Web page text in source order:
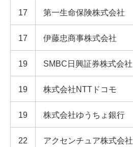
17 第一生命保険株式会社
17 伊藤忠商事株式会社
19 SMBC日興証券株式会社
19 株式会社NTTドコモ
19 株式会社ゆうちょ銀行
22 アクセンチュア株式会社